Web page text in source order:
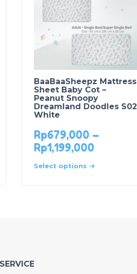
BaaBaaSheepz Mattress
Sheet Baby Cot –
Peanut Snoopy
Dreamland Doodles S02
White
Rp679,000 –
Rp1,199,000
Select options